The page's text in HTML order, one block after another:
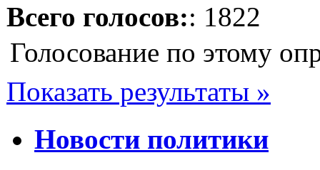
Всего голосов:: 1822
Голосование по этому
Показать результаты »
Новости политики